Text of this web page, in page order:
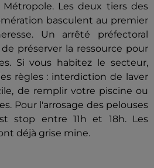
Les deux tiers des
basculent au premier
Un arrêté préfectoral
préserver la ressource pour
Si vous habitez le secteur,
règles : interdiction de laver
de remplir votre piscine ou
Pour l'arrosage des pelouses
stop entre 11h et 18h. Les
déjà grise mine.